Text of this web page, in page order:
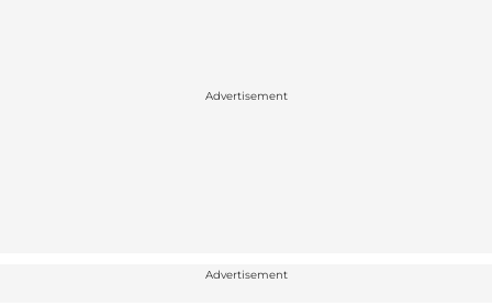
Advertisement
Advertisement